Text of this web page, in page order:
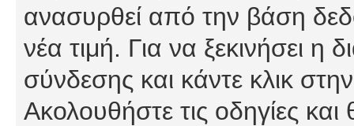
ανασυρθεί από την βάση
νέα τιμή. Για να ξεκινήσει η
σύνδεσης και κάντε κλικ
Ακολουθήστε τις οδηγίες